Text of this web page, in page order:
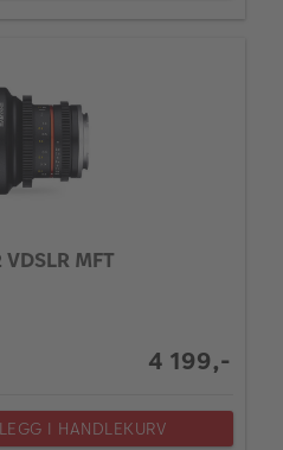
MFT
4 199,-
LEGG I HANDLEKURV